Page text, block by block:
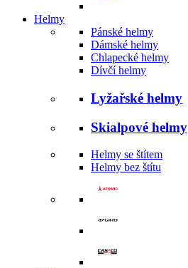
Helmy
Pánské helmy
Dámské helmy
Chlapecké helmy
Dívčí helmy
Lyžařské helmy
Skialpové helmy
Helmy se štítem
Helmy bez štítu